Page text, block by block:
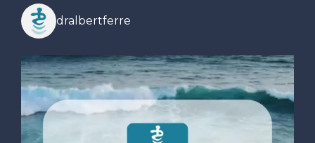
dralbertferre